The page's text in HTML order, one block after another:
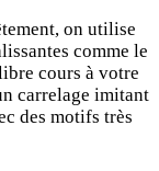
on utilise
comme le
cours à votre
carrelage imitant
des motifs très